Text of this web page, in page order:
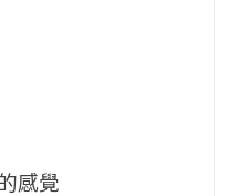
感覺